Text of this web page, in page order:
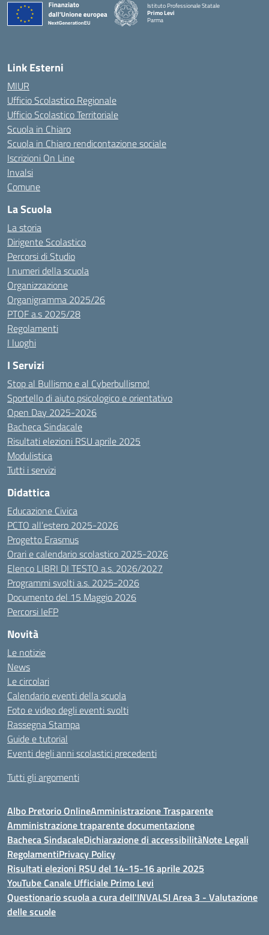
Istituto Professionale Statale
Primo Levi
Parma
Link Esterni
MIUR
Ufficio Scolastico Regionale
Ufficio Scolastico Territoriale
Scuola in Chiaro
Scuola in Chiaro rendicontazione sociale
Iscrizioni On Line
Invalsi
Comune
La Scuola
La storia
Dirigente Scolastico
Percorsi di Studio
I numeri della scuola
Organizzazione
Organigramma 2025/26
PTOF a.s 2025/28
Regolamenti
I luoghi
I Servizi
Stop al Bullismo e al Cyberbullismo!
Sportello di aiuto psicologico e orientativo
Open Day 2025-2026
Bacheca Sindacale
Risultati elezioni RSU aprile 2025
Modulistica
Tutti i servizi
Didattica
Educazione Civica
PCTO all’estero 2025-2026
Progetto Erasmus
Orari e calendario scolastico 2025-2026
Elenco LIBRI DI TESTO a.s. 2026/2027
Programmi svolti a.s. 2025-2026
Documento del 15 Maggio 2026
Percorsi IeFP
Novità
Le notizie
News
Le circolari
Calendario eventi della scuola
Foto e video degli eventi svolti
Rassegna Stampa
Guide e tutorial
Eventi degli anni scolastici precedenti
Tutti gli argomenti
Albo Pretorio OnlineAmministrazione Trasparente
Amministrazione traparente documentazione
Bacheca SindacaleDichiarazione di accessibilitàNote Legali
RegolamentiPrivacy Policy
Risultati elezioni RSU del 14-15-16 aprile 2025
YouTube Canale Ufficiale Primo Levi
Questionario scuola a cura dell'INVALSI Area 3 - Valutazione
delle scuole